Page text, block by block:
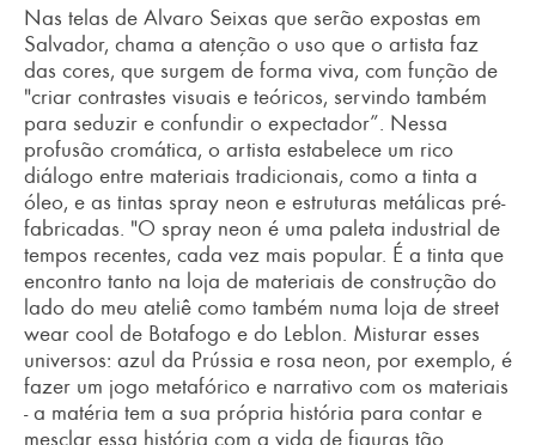
Nas telas de Alvaro Seixas que serão expostas em
Salvador, chama a atenção o uso que o artista faz
das cores, que surgem de forma viva, com função de
"criar contrastes visuais e teóricos, servindo também
para seduzir e confundir o expectador”. Nessa
profusão cromática, o artista estabelece um rico
diálogo entre materiais tradicionais, como a tinta a
óleo, e as tintas spray neon e estruturas metálicas pré-
fabricadas. "O spray neon é uma paleta industrial de
tempos recentes, cada vez mais popular. É a tinta que
encontro tanto na loja de materiais de construção do
lado do meu ateliê como também numa loja de street
wear cool de Botafogo e do Leblon. Misturar esses
universos: azul da Prússia e rosa neon, por exemplo, é
fazer um jogo metafórico e narrativo com os materiais
- a matéria tem a sua própria história para contar e
mesclar essa história com a vida de figuras tão